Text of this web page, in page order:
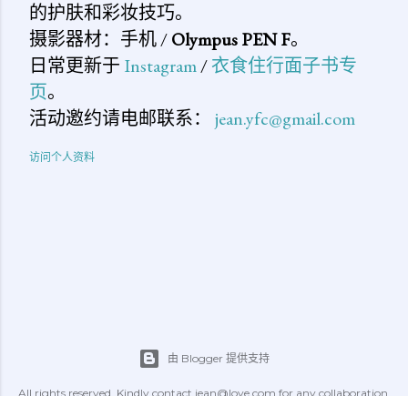
的护肤和彩妆技巧。
摄影器材：手机 /Olympus PEN F。
日常更新于 Instagram/衣食住行面子书专
页。
活动邀约请电邮联系： jean.yfc@gmail.com
访问个人资料
由 Blogger 提供支持
All rights reserved. Kindly contact jean@love.com for any collaboration.